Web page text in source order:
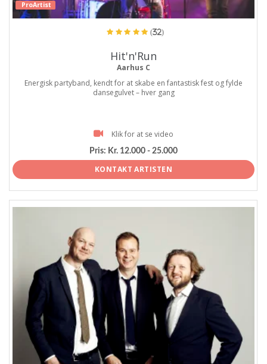
ProArtist
(32)
Hit'n'Run
Aarhus C
Energisk partyband, kendt for at skabe en fantastisk fest og fylde
dansegulvet – hver gang
Klik for at se video
Pris: Kr. 12.000 - 25.000
KONTAKT ARTISTEN